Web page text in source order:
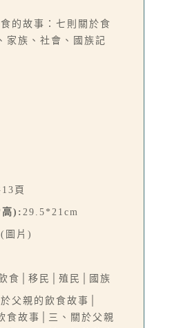
的故事：七則關於食
家族、社會、國族記
頁
高): 29.5*21cm
圖片)
食│移民│殖民│國族
父親的飲食故事│
食故事│三、關於父親